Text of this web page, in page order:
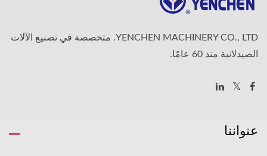
YENCHEN MACHINERY CO., LTD. متخصصة في تصنيع الآلات
الصيدلانية منذ 60 عامًا.
عنواننا